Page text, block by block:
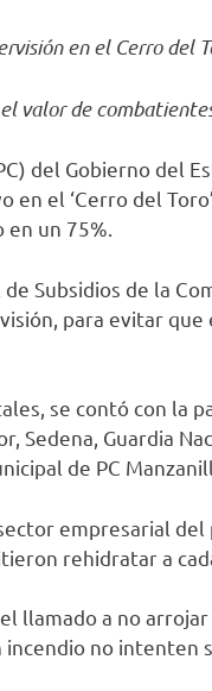
en el Cerro del
valor de
del Gobierno del
el ‘Cerro del
un 75%.
Subsidios de la
para evitar
se contó con la
Sedena, Guardia
de PC
empresarial
rehidratar a
llamado a no
incendio no